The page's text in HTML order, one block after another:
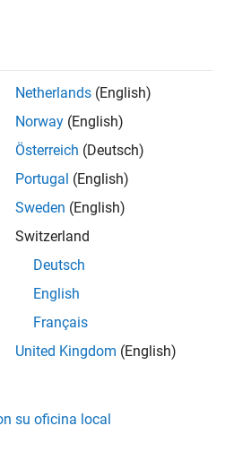
products. We are
optimization, and
We generate
compiler is
experts.
skills to help
your object-
Netherlands (English)
Norway (English)
Österreich (Deutsch)
Portugal (English)
Sweden (English)
Switzerland
Deutsch
English
Français
United Kingdom (English)
su oficina local